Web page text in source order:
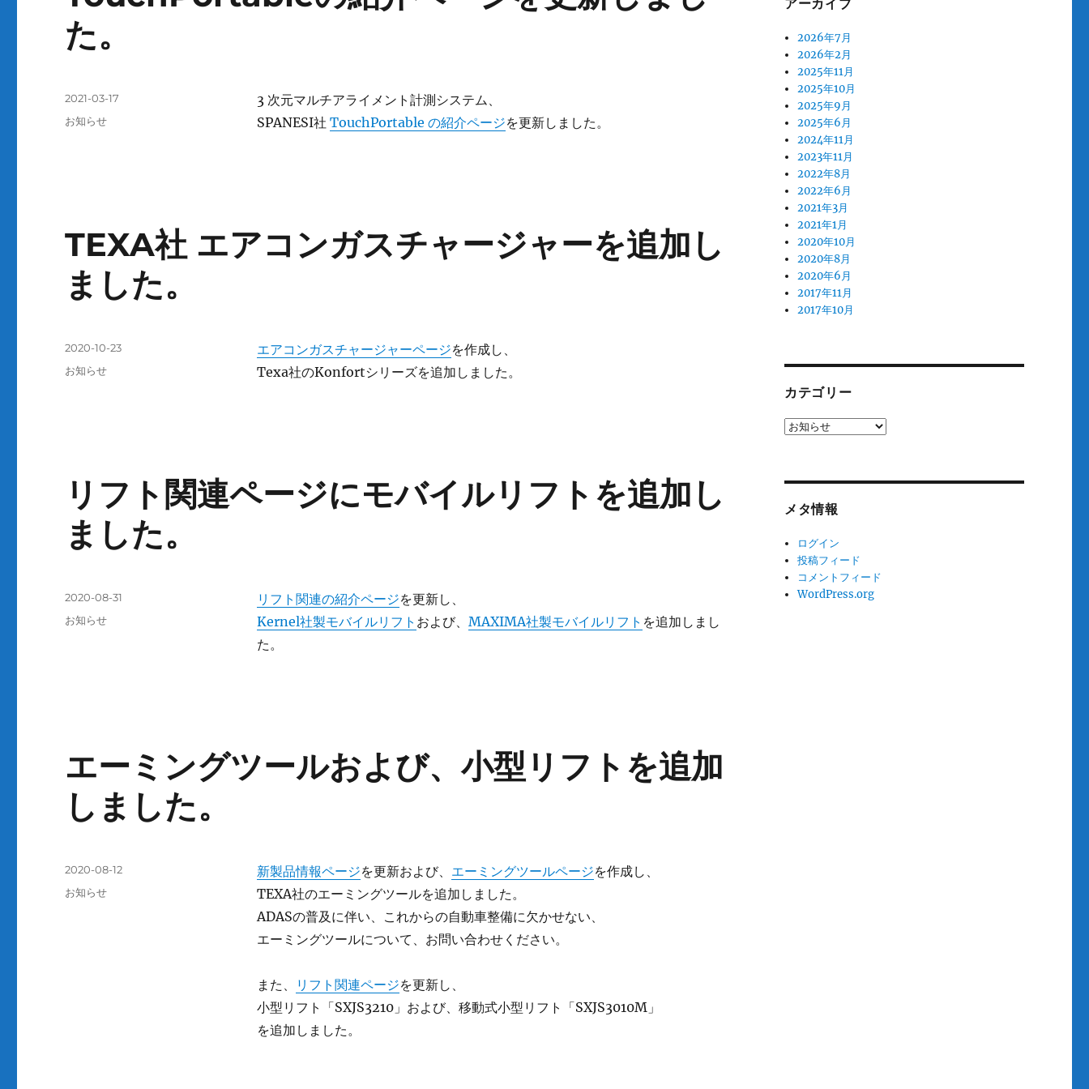
た。
3 次元マルチアライメント計測システム、
SPANESI社 TouchPortable の紹介ページを更新しました。
投
稿
2021-03-17
カ
お知らせ
TEXA社 エアコンガスチャージャーを追加し
ました。
エアコンガスチャージャーページを作成し、
Texa社のKonfortシリーズを追加しました。
投
稿
2020-10-23
カ
お知らせ
リフト関連ページにモバイルリフトを追加し
ました。
リフト関連の紹介ページを更新し、
Kernel社製モバイルリフト および、 MAXIMA社製モバイルリフト を追加しまし
た。
投
稿
2020-08-31
カ
お知らせ
エーミングツールおよび、小型リフトを追加
しました。
新製品情報ページを更新および、 エーミングツールページを作成し、
TEXA社のエーミングツールを追加しました。
ADASの普及に伴い、これからの自動車整備に欠かせない、
エーミングツールについて、お問い合わせください。
また、 リフト関連ページを更新し、
小型リフト「SXJS3210」および、移動式小型リフト「SXJS3010M」
を追加しました。
投
稿
2020-08-12
カ
お知らせ
アーカイブ
2026年7月
2026年2月
2025年11月
2025年10月
2025年9月
2025年6月
2024年11月
2023年11月
2022年8月
2022年6月
2021年3月
2021年1月
2020年10月
2020年8月
2020年6月
2017年11月
2017年10月
カテゴリー
カ
メタ情報
ログイン
投稿フィード
コメントフィード
WordPress.org